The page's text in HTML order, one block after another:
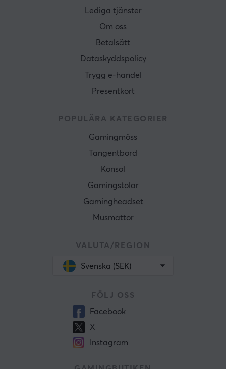
Lediga tjänster
Om oss
Betalsätt
Dataskyddspolicy
Trygg e-handel
Presentkort
POPULÄRA KATEGORIER
Gamingmöss
Tangentbord
Konsol
Gamingstolar
Gamingheadset
Musmattor
VALUTA/REGION
Svenska (SEK)
FÖLJ OSS
Facebook
X
Instagram